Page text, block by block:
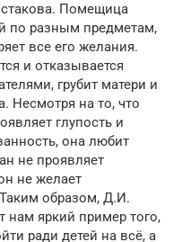
Помещица
по разным предметам,
все его желания.
и отказывается
грубит матери и
Несмотря на то, что
глупость и
она любит
не проявляет
не желает
образом, Д.И.
нам яркий пример того,
ради детей на всё, а